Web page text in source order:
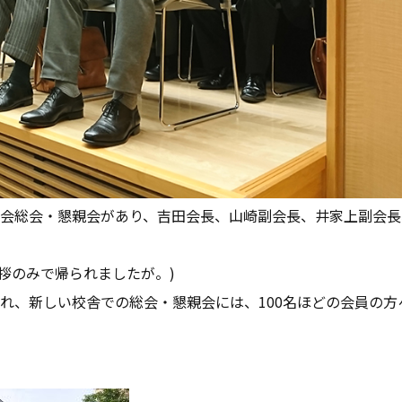
総会・懇親会があり、吉田会長、山崎副会長、井家上副会
のみで帰られましたが。)
、新しい校舎での総会・懇親会には、100名ほどの会員の方